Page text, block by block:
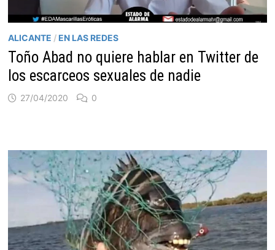
ALICANTE / EN LAS REDES
Toño Abad no quiere hablar en Twitter de
los escarceos sexuales de nadie
27/04/2020 0